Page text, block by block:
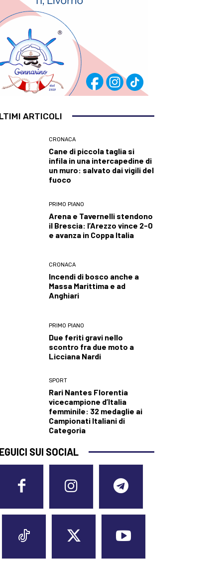
ARTICOLI
CRONACA
Cane di piccola taglia si
infila in una intercapedine di
un muro: salvato dai vigili del
fuoco
PRIMO PIANO
Arena e Tavernelli stendono
il Brescia: l’Arezzo vince 2-0
e avanza in Coppa Italia
CRONACA
Incendi di bosco anche a
Massa Marittima e ad
Anghiari
PRIMO PIANO
Due feriti gravi nello
scontro fra due moto a
Licciana Nardi
SPORT
Rari Nantes Florentia
vicecampione d’Italia
femminile: 32 medaglie ai
Campionati Italiani di
Categoria
SUI SOCIAL